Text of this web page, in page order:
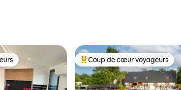
19 commentaires : 5 sur 5
Coups de cœur voyageurs les
Coup de cœur voyageurs